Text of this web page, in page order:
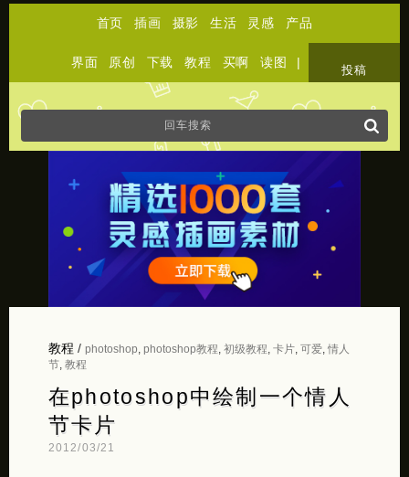
首页 插画 摄影 生活 灵感 产品
界面 原创 下载 教程 买啊 读图 |
投稿
教程 / photoshop photoshop教程 初级教程 卡片, 可爱, 情人
节, 教程
在photoshop中绘制一个情人
节卡片
2012/03/21